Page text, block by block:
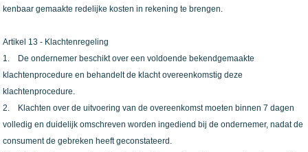
kenbaar gemaakte redelijke kosten in rekening te brengen.
Artikel 13 - Klachtenregeling
1. De ondernemer beschikt over een voldoende bekendgemaakte
klachtenprocedure en behandelt de klacht overeenkomstig deze
klachtenprocedure.
2. Klachten over de uitvoering van de overeenkomst moeten binnen 7 dagen
volledig en duidelijk omschreven worden ingediend bij de ondernemer, nadat de
consument de gebreken heeft geconstateerd.